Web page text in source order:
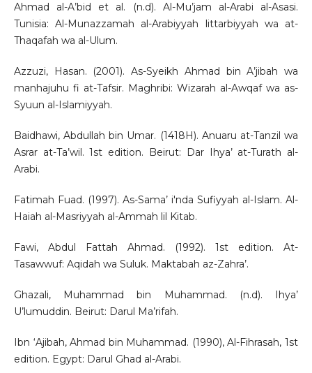
Ahmad al-A’bid et al. (n.d). Al-Mu’jam al-Arabi al-Asasi.
Tunisia: Al-Munazzamah al-Arabiyyah littarbiyyah wa at-
Thaqafah wa al-Ulum.
Azzuzi, Hasan. (2001). As-Syeikh Ahmad bin A’jibah wa
manhajuhu fi at-Tafsir. Maghribi: Wizarah al-Awqaf wa as-
Syuun al-Islamiyyah.
Baidhawi, Abdullah bin Umar. (1418H). Anuaru at-Tanzil wa
Asrar at-Ta’wil. 1st edition. Beirut: Dar Ihya’ at-Turath al-
Arabi.
Fatimah Fuad. (1997). As-Sama’ i'nda Sufiyyah al-Islam. Al-
Haiah al-Masriyyah al-Ammah lil Kitab.
Fawi, Abdul Fattah Ahmad. (1992). 1st edition. At-
Tasawwuf: Aqidah wa Suluk. Maktabah az-Zahra’.
Ghazali, Muhammad bin Muhammad. (n.d). Ihya’
U’lumuddin. Beirut: Darul Ma’rifah.
Ibn ‘Ajibah, Ahmad bin Muhammad. (1990), Al-Fihrasah, 1st
edition. Egypt: Darul Ghad al-Arabi.